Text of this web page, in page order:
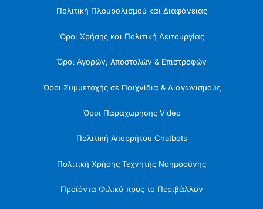
Πολιτική Πλουραλισμού και Διαφάνειας
Όροι Χρήσης και Πολιτική Λειτουργίας
Όροι Αγορών, Αποστολών & Επιστροφών
Όροι Συμμετοχής σε Παιχνίδια & Διαγωνισμούς
Όροι Παραχώρησης Video
Πολιτική Απορρήτου Chatbots
Πολιτική Χρήσης Τεχνητής Νοημοσύνης
Προϊόντα Φιλικά προς το Περιβάλλον